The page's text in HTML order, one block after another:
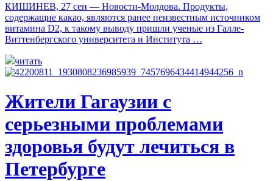
КИШИНЕВ, 27 сен — Новости-Молдова. Продукты,
содержащие какао, являются ранее неизвестным источником
витамина D2, к такому выводу пришли ученые из Галле-
Виттенбергского университета и Института …
читать
Жители Гагаузии с
серьезными проблемами
здоровья будут лечиться в
Петербурге